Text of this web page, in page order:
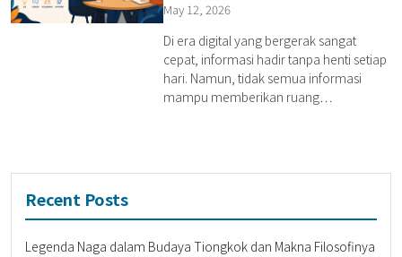
May 12, 2026
Di era digital yang bergerak sangat
cepat, informasi hadir tanpa henti setiap
hari. Namun, tidak semua informasi
mampu memberikan ruang…
Recent Posts
Legenda Naga dalam Budaya Tiongkok dan Makna Filosofinya